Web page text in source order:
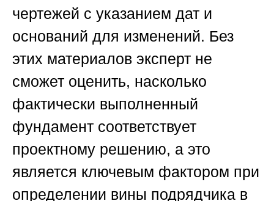
чертежей с указанием дат и
оснований для изменений. Без
этих материалов эксперт не
сможет оценить, насколько
фактически выполненный
фундамент соответствует
проектному решению, а это
является ключевым фактором при
определении вины подрядчика в